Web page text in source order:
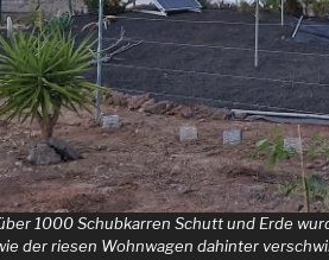
1000 Schubkarren Schutt und Erde
der riesen Wohnwagen dahinter